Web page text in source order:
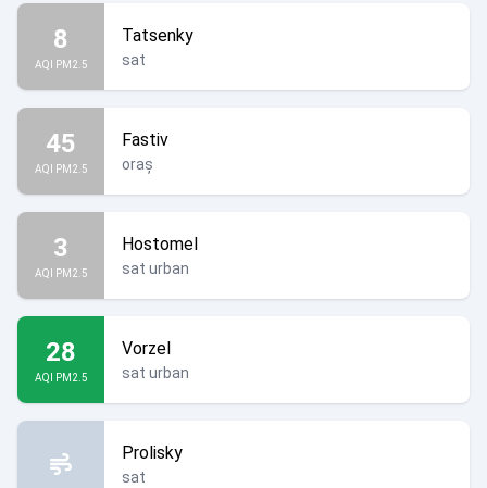
8
AQI PM2.5
Tatsenky
sat
45
AQI PM2.5
Fastiv
oraș
3
AQI PM2.5
Hostomel
sat urban
28
AQI PM2.5
Vorzel
sat urban
Prolisky
sat